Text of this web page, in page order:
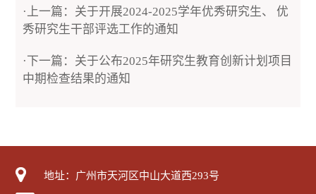
·上一篇：关于开展2024-2025学年优秀研究生、 优
秀研究生干部评选工作的通知
·下一篇：关于公布2025年研究生教育创新计划项目
中期检查结果的通知
地址：广州市天河区中山大道西293号